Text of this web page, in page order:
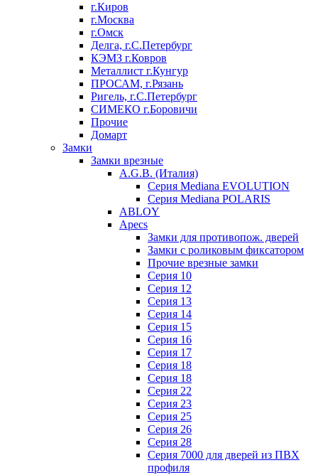
г.Киров
г.Москва
г.Омск
Делга, г.С.Петербург
КЭМЗ г.Ковров
Металлист г.Кунгур
ПРОСАМ, г.Рязань
Ригель, г.С.Петербург
СИМЕКО г.Боровичи
Прочие
Домарт
Замки
Замки врезные
A.G.B. (Италия)
Серия Mediana EVOLUTION
Серия Mediana POLARIS
ABLOY
Apecs
Замки для противопож. дверей
Замки с роликовым фиксатором
Прочие врезные замки
Серия 10
Серия 12
Серия 13
Серия 14
Серия 15
Серия 16
Серия 17
Серия 18
Серия 18
Серия 22
Серия 23
Серия 25
Серия 26
Серия 28
Серия 7000 для дверей из ПВХ
профиля